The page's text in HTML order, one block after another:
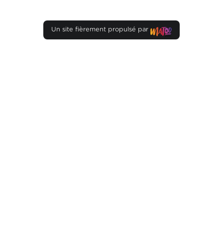
Un site fièrement propulsé par